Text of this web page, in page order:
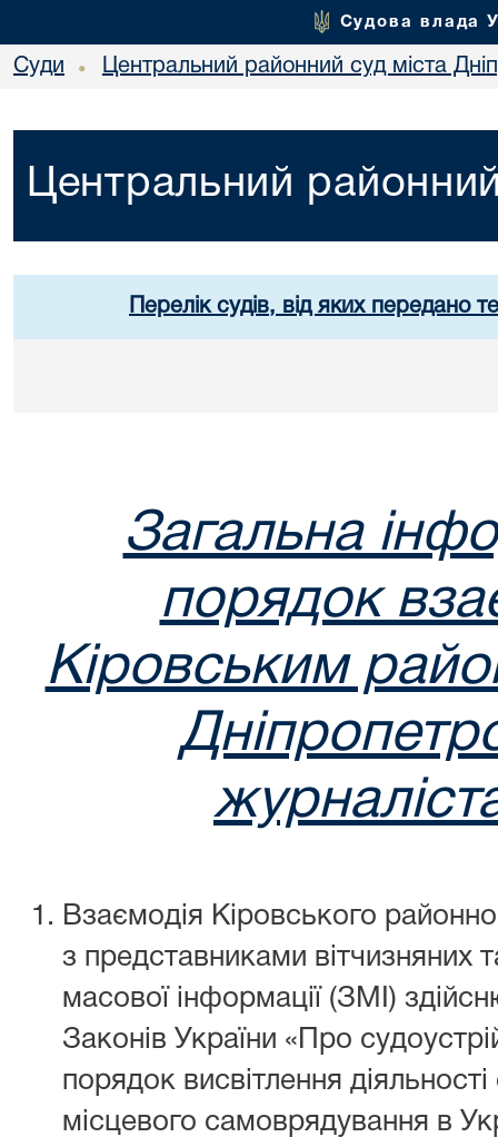
Судова влада
Суди • Центральний районний суд міста
Центральний
Перелік судів, від яких передано
Загальна
порядок
Кіровським
Взаємодія Кіровського
з представниками вітчизняних
масової інформації (ЗМІ)
Законів України «Про
порядок висвітлення
місцевого самоврядування в